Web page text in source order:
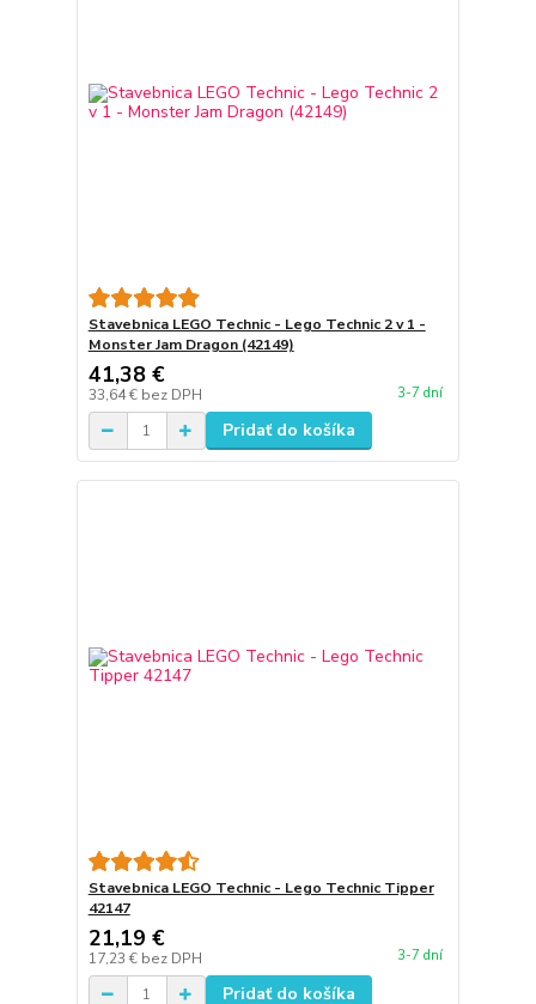
Stavebnica LEGO Technic - Lego Technic 2 v 1 -
Monster Jam Dragon (42149)
41,38 €
33,64 € bez DPH 3-7 dní
Pridať do košíka
Stavebnica LEGO Technic - Lego Technic Tipper
42147
21,19 €
17,23 € bez DPH 3-7 dní
Pridať do košíka